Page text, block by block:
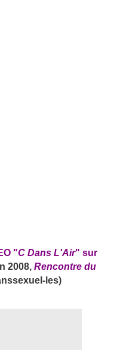
"C Dans L'Air" sur
2008, Rencontre du
les)